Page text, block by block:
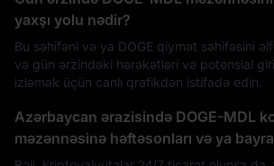
yaxşı yolu nədir?
Bu səhifəni və ya DOGE qiymət səhifəsini
və gün ərzindəki hərəkətləri və potensial
izləmək üçün canlı qrafikdən istifadə edin.
Azərbaycan ərazisində DOGE-MDL
məzənnəsinə həftəsonları və ya